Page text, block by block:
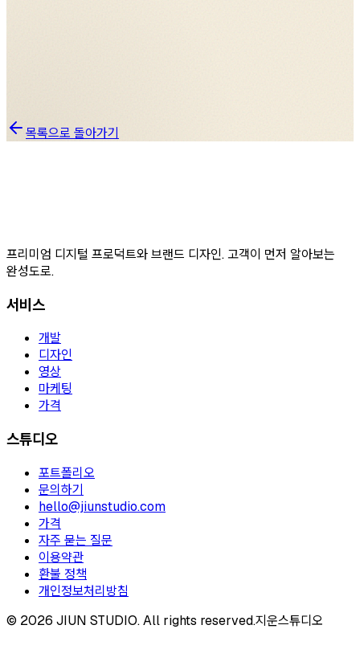
목록으로 돌아가기
프리미엄 디지털 프로덕트와 브랜드 디자인. 고객이 먼저 알아보는
완성도로.
서비스
개발
디자인
영상
마케팅
가격
스튜디오
포트폴리오
문의하기
hello@jiunstudio.com
가격
자주 묻는 질문
이용약관
환불 정책
개인정보처리방침
© 2026 JIUN STUDIO.All rights reserved.지운스튜디오